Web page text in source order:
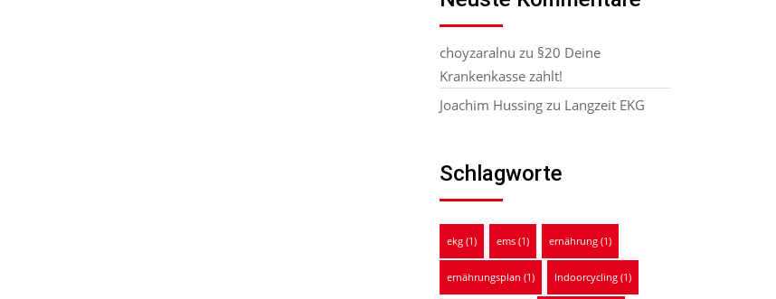
choyzaralnu zu §20 Deine
Krankenkasse zahlt!
Joachim Hussing zu Langzeit EKG
Schlagworte
ekg (1) ems (1) ernährung (1)
ernährungsplan (1) Indoorcycling (1)